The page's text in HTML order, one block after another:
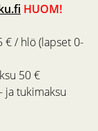
HUOM!
€ / hlö (lapset 0-
50 €
ja tukimaksu